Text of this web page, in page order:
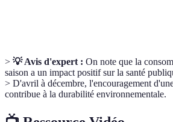
> 💡 Avis d'expert : On note que la
saison a un impact positif sur la santé
> D'avril à décembre, l'encouragement
contribue à la durabilité environnementale.